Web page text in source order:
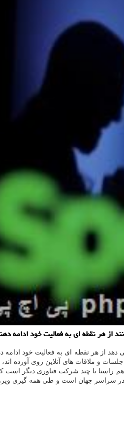
از هر نقطه ای به فعالیت خود ادامه
دهد از هر نقطه ای به فعالیت خود
و ملاقات های آنلاین روی آورده